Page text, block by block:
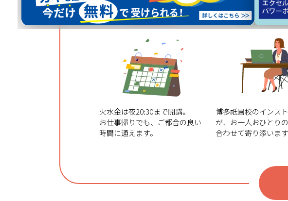
自由自在
火水金は夜20:30まで開講。
お仕事帰りでも、ご都合の良い
時間に通えます。
ペースで
博多祇園校のインス
が、お一人おひとり
合わせて寄り添います